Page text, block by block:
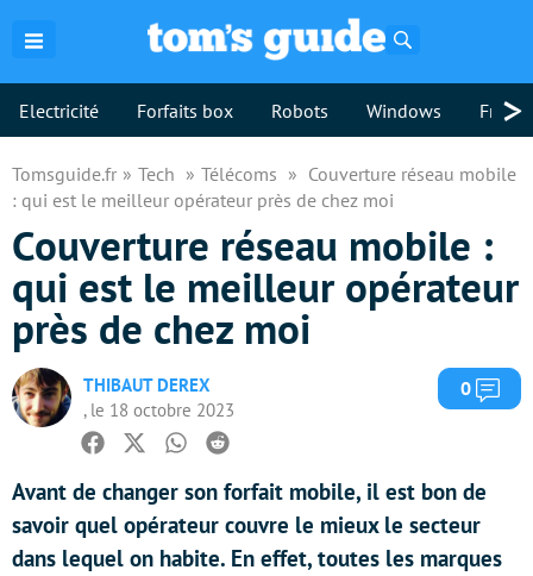
Electricité Forfaits box Robots Windows >
Tomsguide.fr Tech Télécoms
Couverture réseau mobile
: qui est le meilleur opérateur près de chez moi
Couverture réseau mobile :
qui est le meilleur opérateur
près de chez moi
THIBAUT DEREX
, le 18 octobre 2023
0
Facebook
TwitterWhatsapp
Reddit
Avant de changer son forfait mobile, il est bon de
savoir quel opérateur couvre le mieux le secteur
dans lequel on habite. En effet, toutes les marques